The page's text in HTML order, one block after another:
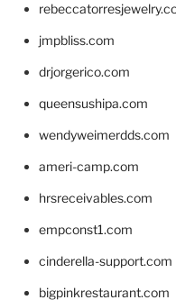
jmpbliss.com
drjorgerico.com
queensushipa.com
wendyweimerdds.com
ameri-camp.com
hrsreceivables.com
empconst1.com
cinderella-support.com
bigpinkrestaurant.com